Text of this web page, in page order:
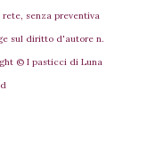
senza preventiva
sul diritto d'autore n.
© I pasticci di Luna